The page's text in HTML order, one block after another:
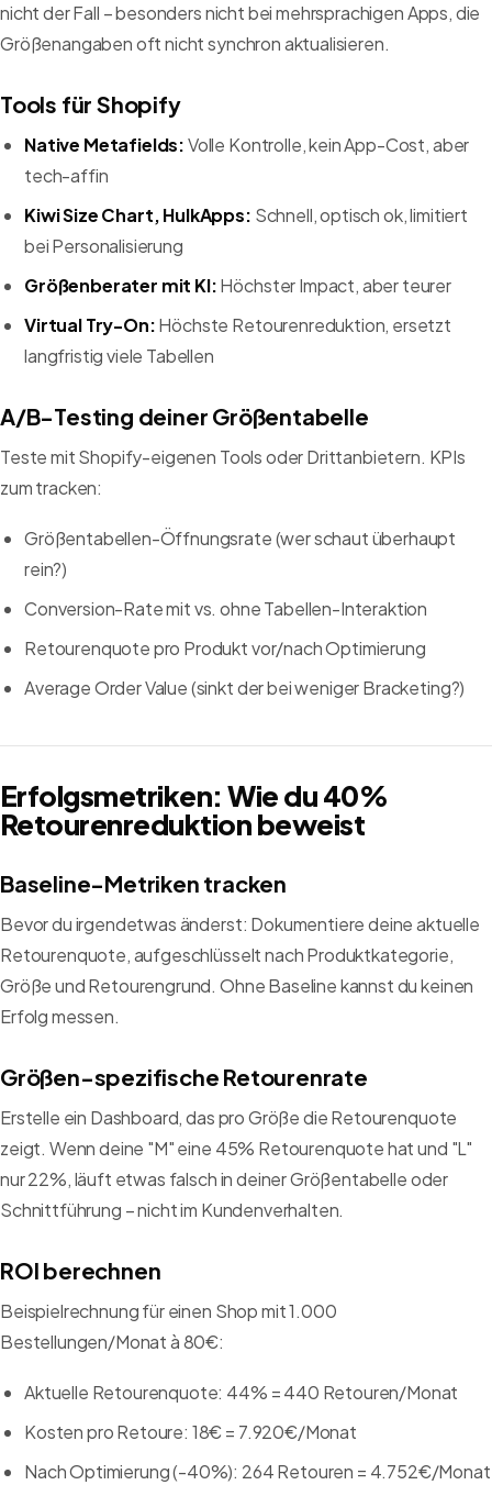
nicht der Fall – besonders nicht bei mehrsprachigen Apps, die
Größenangaben oft nicht synchron aktualisieren.
Tools für Shopify
Native Metafields:Volle Kontrolle, kein App-Cost, aber
tech-affin
Kiwi Size Chart, HulkApps: Schnell, optisch ok, limitiert
bei Personalisierung
Größenberater mit KI:Höchster Impact, aber teurer
Virtual Try-On:Höchste Retourenreduktion, ersetzt
langfristig viele Tabellen
A/B-Testing deiner Größentabelle
Teste mit Shopify-eigenen Tools oder Drittanbietern. KPIs
zum tracken:
Größentabellen-Öffnungsrate (wer schaut überhaupt
rein?)
Conversion-Rate mit vs. ohne Tabellen-Interaktion
Retourenquote pro Produkt vor/nach Optimierung
Average Order Value (sinkt der bei weniger Bracketing?)
Erfolgsmetriken: Wie du 40%
Retourenreduktion beweist
Baseline-Metriken tracken
Bevor du irgendetwas änderst: Dokumentiere deine aktuelle
Retourenquote, aufgeschlüsselt nach Produktkategorie,
Größe und Retourengrund. Ohne Baseline kannst du keinen
Erfolg messen.
Größen-spezifische Retourenrate
Erstelle ein Dashboard, das pro Größe die Retourenquote
zeigt. Wenn deine "M" eine 45% Retourenquote hat und "L"
nur 22%, läuft etwas falsch in deiner Größentabelle oder
Schnittführung – nicht im Kundenverhalten.
ROI berechnen
Beispielrechnung für einen Shop mit 1.000
Bestellungen/Monat à 80€:
Aktuelle Retourenquote: 44% = 440 Retouren/Monat
Kosten pro Retoure: 18€ = 7.920€/Monat
Nach Optimierung (-40%): 264 Retouren = 4.752€/Monat